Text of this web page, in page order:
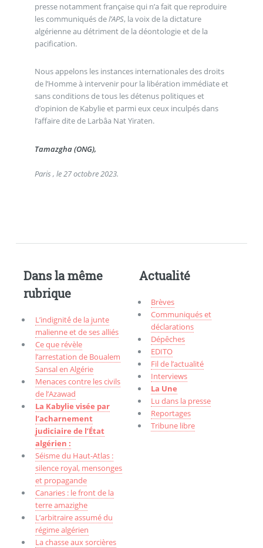
presse notamment française qui n’a fait que reproduire
les communiqués del’APS, la voix de la dictature
algérienne au détriment de la déontologie et de la
pacification.
Nous appelons les instances internationales des droits
de l’Homme à intervenir pour la libération immédiate et
sans conditions de tous les détenus politiques et
d’opinion de Kabylie et parmi eux ceux inculpés dans
l’affaire dite de Larbâa Nat Yiraten.
Tamazgha (ONG),
Paris , le 27 octobre 2023.
Dans la même
rubrique
L’indignité́ de la junte
malienne et de ses alliés
Ce que révèle
l’arrestation de Boualem
Sansal en Algérie
Menaces contre les civils
de l’Azawad
La Kabylie visée par
l’acharnement
judiciaire de l’État
algérien :
Séisme du Haut-Atlas :
silence royal, mensonges
et propagande
Canaries : le front de la
terre amazighe
L’arbitraire assumé du
régime algérien
La chasse aux sorcières
Actualité
Brèves
Communiqués et
déclarations
Dépêches
EDITO
Fil de l’actualité
Interviews
La Une
Lu dans la presse
Reportages
Tribune libre